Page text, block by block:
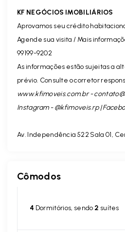
KF NEGÓCIOS IMOBILIÁRIOS
Aprovamos seu crédito
Agende sua visita / Mais
99199-9202
As informações estão sujeitas a
prévio. Consulte o corretor
www.kfimoveis.com.br -
Instagram - @kfimoveis.rp |
Av. Independência 522 Sala 01,
Cômodos
4 Dormitórios, sendo 2 suítes